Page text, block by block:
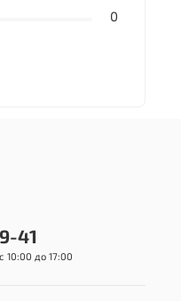
0
41
10:00 до 17:00